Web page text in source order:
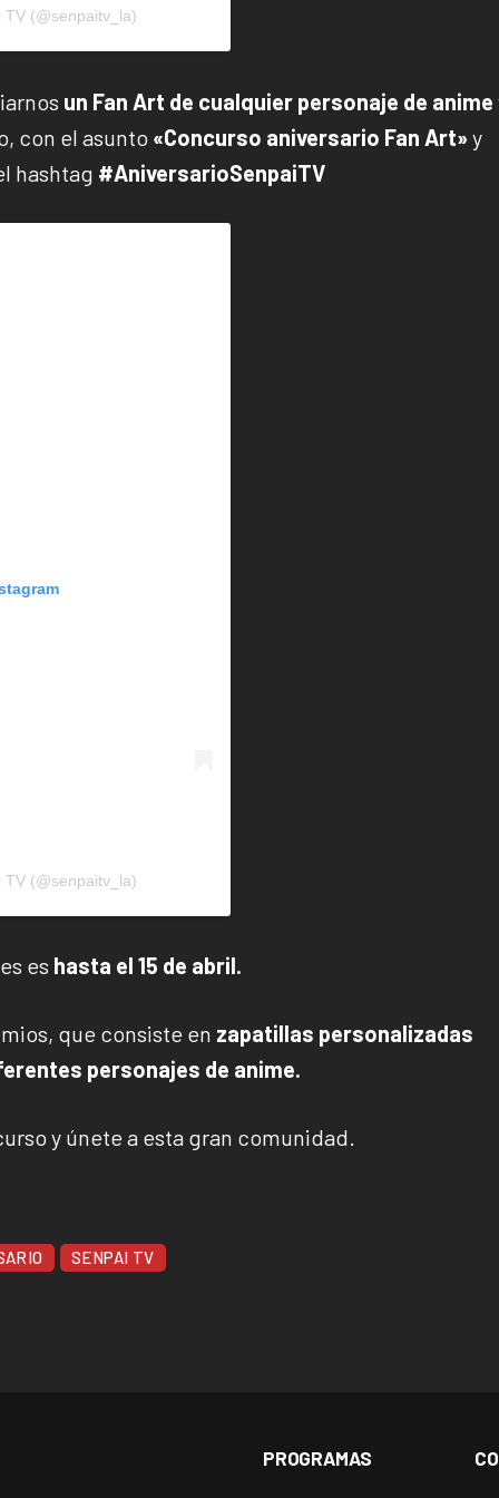
(@senpaitv_la)
un Fan Art de cualquier personaje de anime
con el asunto «Concurso aniversario Fan Art»y
hashtag #AniversarioSenpaiTV
(@senpaitv_la)
es hasta el 15 de abril.
que consiste en zapatillas personalizadas
personajes de anime.
y únete a esta gran comunidad.
SENPAI TV
PROGRAMAS